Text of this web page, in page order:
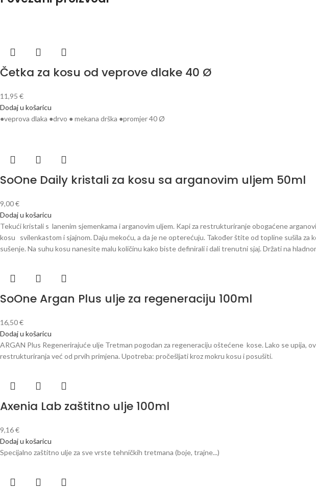
Četka za kosu od veprove dlake 40 Ø
11,95 €
Dodaj u košaricu
●veprova dlaka ●drvo ● mekana drška ●promjer 40 Ø
SoOne Daily kristali za kosu sa arganovim uljem 50ml
9,00€
Dodaj u košaricu
Tekući kristali s lanenim sjemenkama i arganovim uljem. Kapi za restrukturiranje obogaćene
kosu svilenkastom i sjajnom. Daju mekoću, a da je ne opterećuju. Također štite od topline sušila
sušenje. Na suhu kosu nanesite malu količinu kako biste definirali i dali trenutni sjaj. Držati na
SoOne Argan Plus ulje za regeneraciju 100ml
16,50€
Dodaj u košaricu
ARGAN Plus Regenerirajuće ulje Tretman pogodan za regeneraciju oštećene kose. Lako se upija,
restrukturiranja već od prvih primjena. Upotreba: pročešljati kroz mokru kosu i posušiti.
Axenia Lab zaštitno ulje 100ml
9,16€
Dodaj u košaricu
Specijalno zaštitno ulje za sve vrste tehničkih tretmana (boje, trajne...)